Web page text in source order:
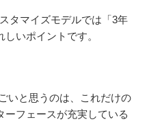
タマイズモデルでは「3年
いポイントです。
いと思うのは、これだけの
ーフェースが充実している